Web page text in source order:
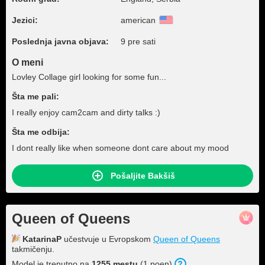
Jezici: american
Poslednja javna objava: 9 pre sati
O meni
Lovley Collage girl looking for some fun...
Šta me pali:
I really enjoy cam2cam and dirty talks :)
Šta me odbija:
I dont really like when someone dont care about my mood
Pošaljite Bakšiš
Queen of Queens
KatarinaP učestvuje u Evropskom Queen of Queens
takmičenju.